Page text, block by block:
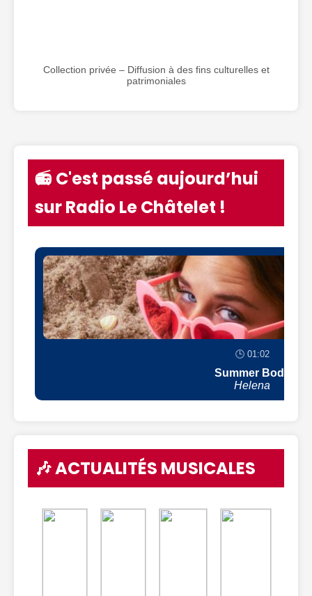
Collection privée – Diffusion à des fins culturelles et
patrimoniales
📻 C'est passé aujourd’hui
sur Radio Le Châtelet !
🕒 01:02
Summer Body
Helena
🎶 ACTUALITÉS MUSICALES